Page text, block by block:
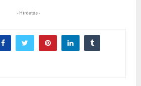
- Hirdetés -